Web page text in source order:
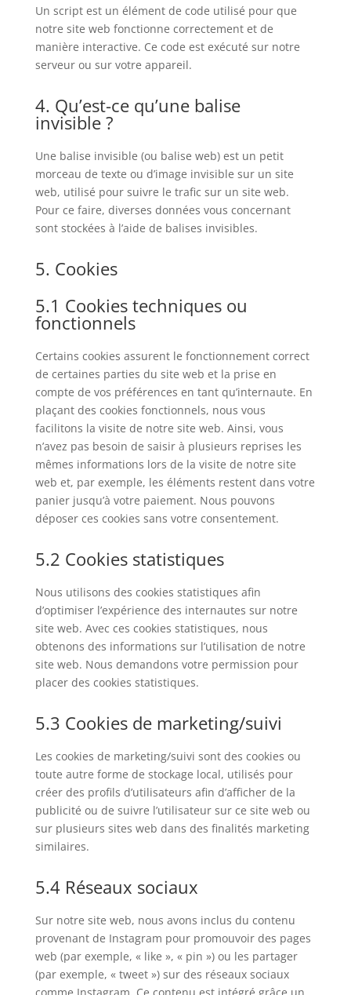
Un script est un élément de code utilisé pour que
notre site web fonctionne correctement et de
manière interactive. Ce code est exécuté sur notre
serveur ou sur votre appareil.
4. Qu’est-ce qu’une balise
invisible ?
Une balise invisible (ou balise web) est un petit
morceau de texte ou d’image invisible sur un site
web, utilisé pour suivre le trafic sur un site web.
Pour ce faire, diverses données vous concernant
sont stockées à l’aide de balises invisibles.
5. Cookies
5.1 Cookies techniques ou
fonctionnels
Certains cookies assurent le fonctionnement correct
de certaines parties du site web et la prise en
compte de vos préférences en tant qu’internaute. En
plaçant des cookies fonctionnels, nous vous
facilitons la visite de notre site web. Ainsi, vous
n’avez pas besoin de saisir à plusieurs reprises les
mêmes informations lors de la visite de notre site
web et, par exemple, les éléments restent dans votre
panier jusqu’à votre paiement. Nous pouvons
déposer ces cookies sans votre consentement.
5.2 Cookies statistiques
Nous utilisons des cookies statistiques afin
d’optimiser l’expérience des internautes sur notre
site web. Avec ces cookies statistiques, nous
obtenons des informations sur l’utilisation de notre
site web. Nous demandons votre permission pour
placer des cookies statistiques.
5.3 Cookies de marketing/suivi
Les cookies de marketing/suivi sont des cookies ou
toute autre forme de stockage local, utilisés pour
créer des profils d’utilisateurs afin d’afficher de la
publicité ou de suivre l’utilisateur sur ce site web ou
sur plusieurs sites web dans des finalités marketing
similaires.
5.4 Réseaux sociaux
Sur notre site web, nous avons inclus du contenu
provenant de Instagram pour promouvoir des pages
web (par exemple, « like », « pin ») ou les partager
(par exemple, « tweet ») sur des réseaux sociaux